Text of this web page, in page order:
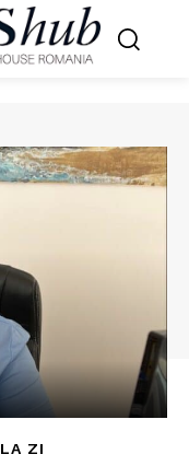
LA ZI